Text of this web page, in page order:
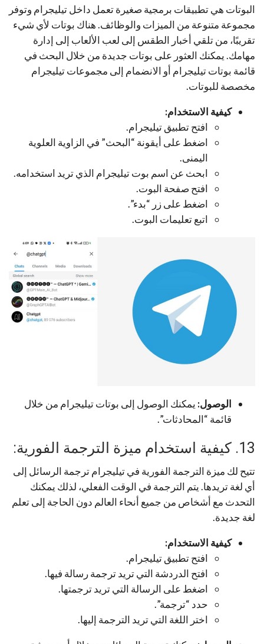
البوتات هي تطبيقات برمجية صغيرة تعمل داخل تيليجرام وتوفر
مجموعة متنوعة من الميزات والوظائف. هناك بوتات لأي شيء
تقريبًا، من تلقي أخبار الطقس إلى لعب الألعاب إلى إدارة
مهامك. يمكنك العثور على بوتات جديدة من خلال البحث في
قائمة بوتات تيليجرام أو الانضمام إلى مجموعات تيليجرام
مخصصة للبوتات.
كيفية الاستخدام:
افتح تطبيق تيليجرام.
اضغط على أيقونة “البحث” في الزاوية العلوية
اليمنى.
ابحث عن اسم بوت تيليجرام الذي تريد استخدامه.
افتح صفحة البوت.
اضغط على زر “بدء”.
اتبع تعليمات البوت.
الوصول: يمكنك الوصول إلى بوتات تيليجرام من خلال
قائمة “المحادثات”.
13. كيفية استخدام ميزة الترجمة الفورية:
تتيح لك ميزة الترجمة الفورية في تيليجرام ترجمة الرسائل إلى
أي لغة تريدها. يتم الترجمة في الوقت الفعلي، لذلك يمكنك
التحدث مع أشخاص من جميع أنحاء العالم دون الحاجة إلى تعلم
لغة جديدة.
كيفية الاستخدام:
افتح تطبيق تيليجرام.
افتح الدردشة التي تريد ترجمة رسالة فيها.
اضغط على الرسالة التي تريد ترجمتها.
حدد “ترجمة”.
اختر اللغة التي تريد الترجمة إليها.